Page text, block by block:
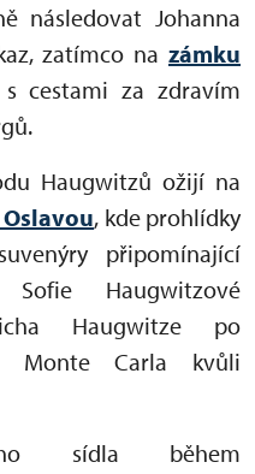
následovat Johanna
zatímco na zámku
s cestami za zdravím
Haugwitzů ožijí na
, kde prohlídky
připomínající
Haugwitzové
Haugwitze po
Monte Carla kvůli
sídla během